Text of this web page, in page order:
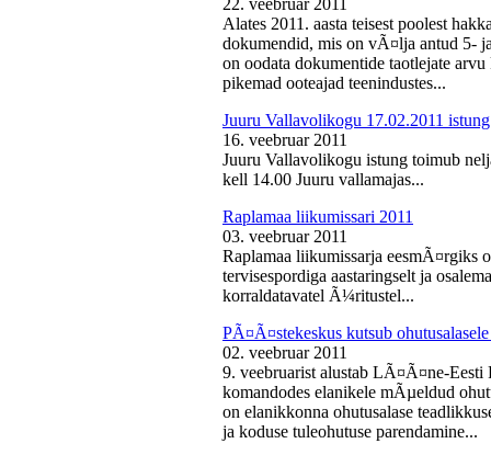
22. veebruar 2011
Alates 2011. aasta teisest poolest
dokumendid, mis on vÃ¤lja antud 5-
on oodata dokumentide taotlejate
pikemad ooteajad teenindustes...
Juuru Vallavolikogu 17.02.2011 istung
16. veebruar 2011
Juuru Vallavolikogu istung toimub
kell 14.00 Juuru vallamajas...
Raplamaa liikumissari 2011
03. veebruar 2011
Raplamaa liikumissarja eesmÃ¤rgiks
tervisespordiga aastaringselt ja
korraldatavatel Ã¼ritustel...
PÃ¤Ã¤stekeskus kutsub
02. veebruar 2011
9. veebruarist alustab LÃ¤Ã¤ne-
komandodes elanikele mÃµeldud
on elanikkonna ohutusalase
ja koduse tuleohutuse parendamine...